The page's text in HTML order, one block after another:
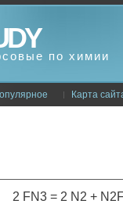
по химии
Карта
2 FN3 = 2 N2 +